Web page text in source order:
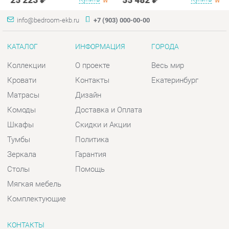
Кровати
Матрасы
Комоды
Шкафы
Тумбы
Контакты
Дизайн
Доставка и Оплата
Скидки и Акции
Политика
Екатеринбург
КОНТАКТЫ
Шоурум и склад самовывоза
Адрес: г. Екатеринбург, пер.
Базовый, 47
Телефон: +7 (903) 000-00-00